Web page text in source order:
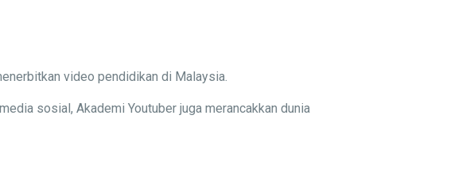
video pendidikan di Malaysia.
sosial, Akademi Youtuber juga merancakkan dunia